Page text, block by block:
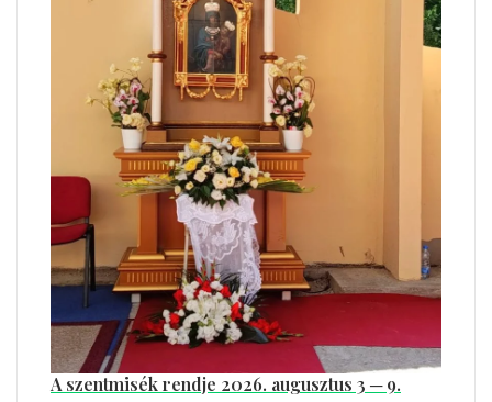
A szentmisék rendje 2026. augusztus 3 ─ 9.